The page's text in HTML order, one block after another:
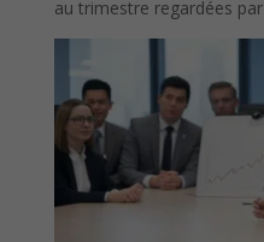
au trimestre regardées par